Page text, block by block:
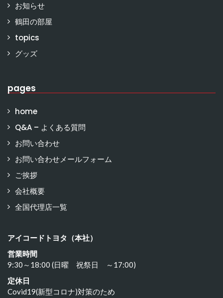
お知らせ
鶴田の部屋
topics
グッズ
pages
home
Q&A – よくある質問
お問い合わせ
お問い合わせメールフォーム
ご挨拶
会社概要
全国代理店一覧
アイコードトヨタ（本社）
営業時間
9:30～18:00 (日曜 祝祭日 ～17:00)
定休日
Covid19(新型コロナ)対策のため